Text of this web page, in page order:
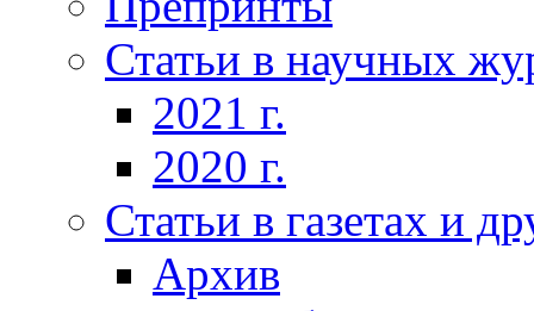
Статьи в научных
2021 г.
2020 г.
Статьи в газетах и
Архив